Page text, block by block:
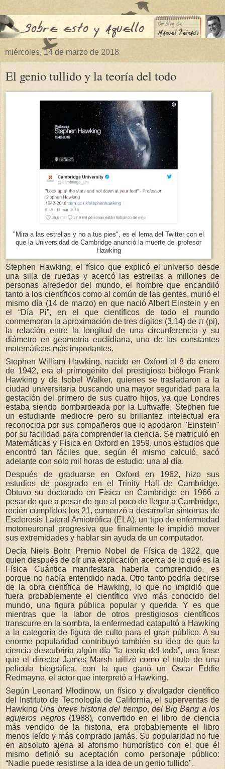
miércoles, 14 de marzo de 2018
El genio tullido y la teoría del todo
"Mira a las estrellas y no a tus pies", es el lema del Twitter con el
que la Universidad de Cambridge anunció la muerte del profesor
Hawking
Stephen Hawking, el físico que explicó el universo desde
una silla de ruedas y acercó las estrellas a millones de
personas alrededor del mundo, el hombre que encandiló
tanto a los científicos como al común de las gentes, murió el
mismo día (14 de marzo) en que nació Albert Einstein y en
el “Día Pi”, en el que científicos de todo el mundo
conmemoran la aproximación de tres dígitos (3,14) de π (pi),
la relación entre la longitud de una circunferencia y su
diámetro en geometría euclidiana, una de las constantes
matemáticas más importantes.
Stephen William Hawking, nacido en Oxford el 8 de enero
de 1942, era el primogénito del prestigioso biólogo Frank
Hawking y de Isobel Walker, quienes se trasladaron a la
ciudad universitaria buscando una mayor seguridad para la
gestación del primero de sus cuatro hijos, ya que Londres
estaba siendo bombardeada por la Luftwaffe. Stephen fue
un estudiante mediocre pero su brillantez intelectual era
reconocida por sus compañeros que lo apodaron "Einstein"
por su facilidad para comprender la ciencia. Se matriculó en
Matemáticas y Física en Oxford en 1959, unos estudios que
encontró tan fáciles que, según él mismo calculó, sacó
adelante con solo mil horas de estudio: una al día.
Después de graduarse en Oxford en 1962, hizo sus
estudios de posgrado en el Trinity Hall de Cambridge.
Obtuvo su doctorado en Física en Cambridge en 1966 a
pesar de que a pesar de que al poco de llegar a Cambridge,
recién cumplidos los 21, comenzó a desarrollar síntomas de
Esclerosis Lateral Amiotrófica (ELA), un tipo de enfermedad
motoneuronal progresiva que finalmente le impidió mover
sus extremidades y hablar sin ayuda de un computador.
Decía Niels Bohr, Premio Nobel de Física de 1922, que
quien después de oír una explicación acerca de lo qué es la
Física Cuántica manifestara haberla comprendido, es
porque no había entendido nada. Otro tanto podría decirse
de la obra científica de Hawking, lo que no impidió que
fuera probablemente el científico vivo más conocido del
mundo, una figura pública popular y querida. Y es que
mientras que la labor de otros prestigiosos científicos
transcurre en la sombra, la enfermedad catapultó a Hawking
a la categoría de figura de culto para el gran público. A su
enorme popularidad contribuyó también su idea de que la
ciencia descubriría algún día “la teoría del todo”, una frase
que el director James Marsh utilizó como el título de una
película biográfica, con la que ganó un Oscar Eddie
Redmayne, el actor que interpretó a Hawking.
Según Leonard Mlodinow, un físico y divulgador científico
del Instituto de Tecnología de California, el superventas de
Hawking Una breve historia del tiempo, del Big Bang a los
agujeros negros (1988), convertido en el libro de ciencia
más vendido de la historia, era probablemente el libro
menos leído y más comprado jamás. Su popularidad no fue
en absoluto ajena al aforismo humorístico con el que él
mismo definió su aceptación como personaje público:
“Nadie puede resistirse a la idea de un genio tullido".